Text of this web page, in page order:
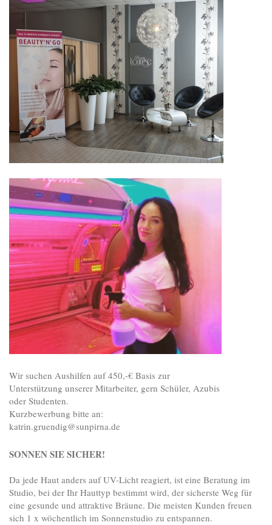
Wir suchen Aushilfen auf 450,-€ Basis zur
Unterstützung unserer Mitarbeiter, gern Schüler, Azubis
oder Studenten.
Kurzbewerbung bitte an:
katrin.gruendig@sunpirna.de
SONNEN SIE SICHER!
Da jede Haut anders auf UV-Licht reagiert, ist eine Beratung im
Studio, bei der Ihr Hauttyp bestimmt wird, der sicherste Weg für
eine gesunde und attraktive Bräune. Die meisten Kunden freuen
sich 1 x wöchentlich im Sonnenstudio zu entspannen.